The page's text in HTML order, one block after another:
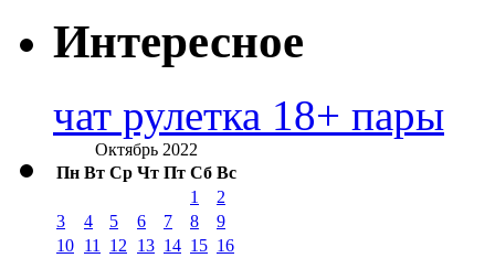
Интересное
чат рулетка 18+ пары
Октябрь 2022
Пн Вт Ср Чт Пт Сб Вс
1
2
3
4 5 6 7 8
9
10 11 12 13 14 15 16